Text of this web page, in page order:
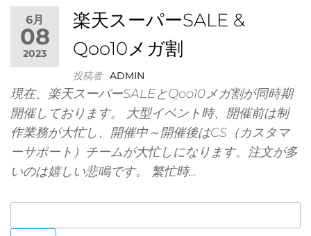
社ア
世界
6月
08
2023
楽天スーパーSALE &
Qoo10メガ割
投稿者: ADMIN
現在、楽天スーパーSALEとQoo10メガ割が同時期
開催しております。 大型イベント時、開催前は制
作業務が大忙し、開催中～開催後はCS（カスタマ
ーサポート）チームが大忙しになります。注文が多
いのは嬉しい悲鳴です。 繁忙時…